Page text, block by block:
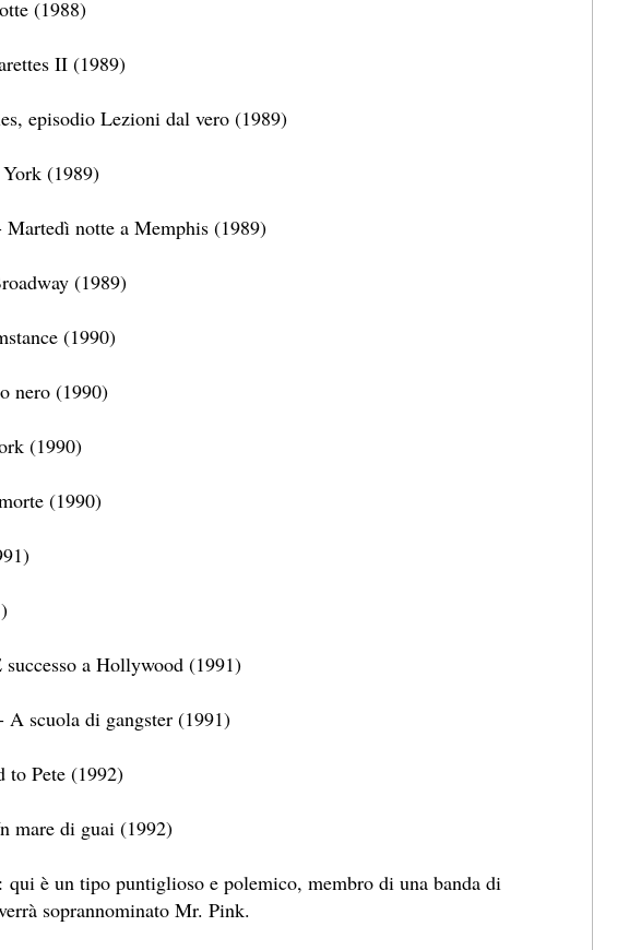
(1988)
II (1989)
episodio Lezioni dal vero (1989)
(1989)
notte a Memphis (1989)
(1989)
(1990)
nero (1990)
(1990)
(1990)
a Hollywood (1991)
scuola di gangster (1991)
to Pete (1992)
mare di guai (1992)
qui è un tipo puntiglioso e polemico, membro di una banda di
soprannominato Mr. Pink.